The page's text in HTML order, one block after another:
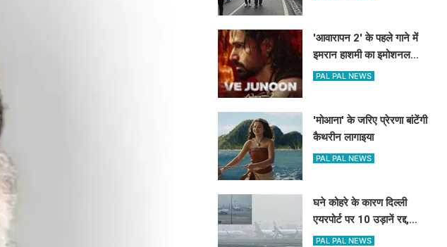
'आवारापन 2' के पहले गाने में
इमरान हाशमी का इमोशनल
अवतार
PAL PAL NEWS
'मोआना' के जरिए प्रेरणा बांटेंगी
कैथरीन लागाइया
PAL PAL NEWS
घने कोहरे के कारण दिल्ली
एयरपोर्ट पर 10 उड़ानें रद्द,
270 से अधिक में देरी
PAL PAL NEWS